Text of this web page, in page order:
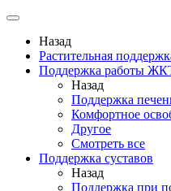
Назад
Растительная
Поддержка работы
Назад
Поддержка
Комфортное
Другое
Смотреть все
Поддержка суставов
Назад
Поддержка при